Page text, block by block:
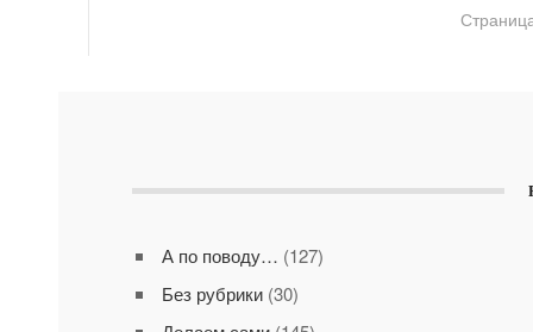
А по поводу… (127)
Без рубрики(30)